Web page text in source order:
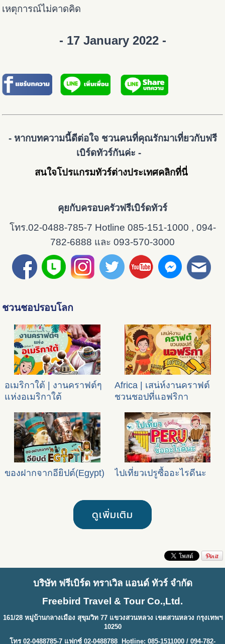
เหตุการณ์ไม่คาดคิด
- 17 January 2022 -
- หากบทความนี้ดีต่อใจ ชวนคนที่คุณรักมาเที่ยวกับฟรี
เบิร์ดทัวร์กันค่ะ -
สนใจโปรแกรมทัวร์ต่างประเทศคลิกที่นี่
คุยกับครอบครัวฟรีเบิร์ดทัวร์
โทร.02-0488-785-7 Hotline 085-151-1000 , 094-
782-6888 และ 093-570-3000
ชวนชอปรอบโลก
อเมริกาใต้ | งานคราฟต์ๆ
แห่งอเมริกาใต้
Africa | เสน่ห์งานคราฟต์
ชวนชอปที่แอฟริกา
ของฝากจากอียิปต์(Egypt‎) ไปเที่ยวเปรูซื้ออะไรดีนะ
ดูเพิ่มเติม
บริษัท ฟรีเบิร์ด ทราเวิล แอนด์ ทัวร์ จำกัด
Freebird Travel & Tour Co.,Ltd.
161/28 หมู่บ้านกลางเมือง สุขุมวิท 77 แขวงสวนหลวง เขตสวนหลวง กรุงเทพฯ
10250
โทร 02-0488785-7 แฟกซ์ 02-0488788 Hotline: 085-1511000 / 094-782-